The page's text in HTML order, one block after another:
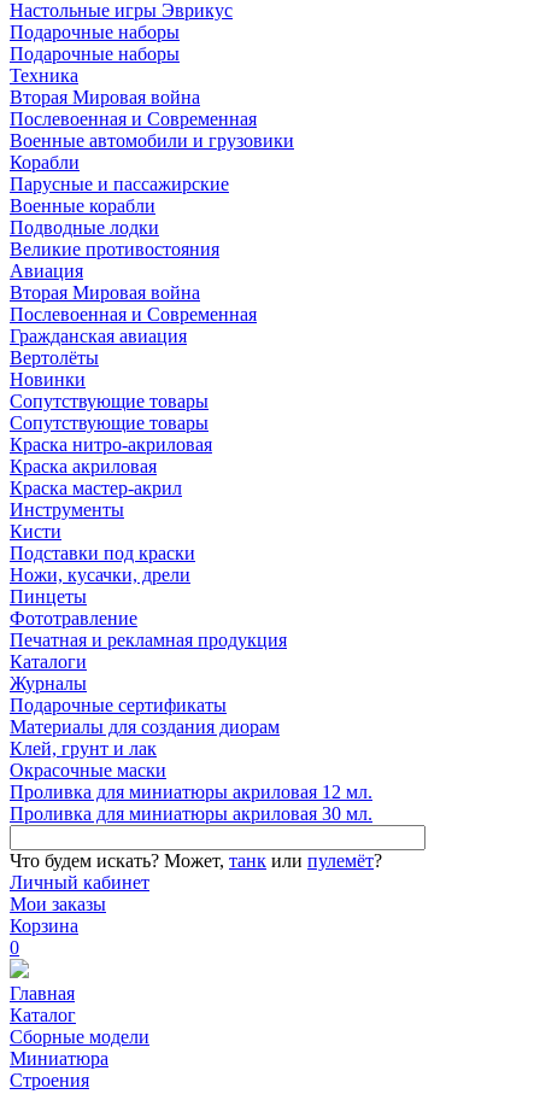
Настольные игры Эврикус
Подарочные наборы
Подарочные наборы
Техника
Вторая Мировая война
Послевоенная и Современная
Военные автомобили и грузовики
Корабли
Парусные и пассажирские
Военные корабли
Подводные лодки
Великие противостояния
Авиация
Вторая Мировая война
Послевоенная и Современная
Гражданская авиация
Вертолёты
Новинки
Сопутствующие товары
Сопутствующие товары
Краска нитро-акриловая
Краска акриловая
Краска мастер-акрил
Инструменты
Кисти
Подставки под краски
Ножи, кусачки, дрели
Пинцеты
Фототравление
Печатная и рекламная продукция
Каталоги
Журналы
Подарочные сертификаты
Материалы для создания диорам
Клей, грунт и лак
Окрасочные маски
Проливка для миниатюры акриловая 12 мл.
Проливка для миниатюры акриловая 30 мл.
Что будем искать? Может, танк или пулемёт?
Личный кабинет
Мои заказы
Корзина
0
Главная
Каталог
Сборные модели
Миниатюра
Строения